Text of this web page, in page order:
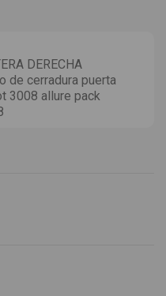
DERECHA
de cerradura puerta
3008 allure pack